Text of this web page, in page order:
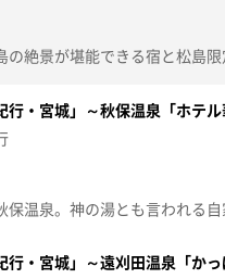
行・宮城」～秋保温泉「ホテ
行・宮城」～遠刈田温泉「か